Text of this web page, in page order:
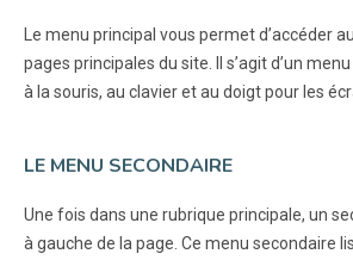
Le menu principal vous permet d’accéder
pages principales du site. Il s’agit d’un
à la souris, au clavier et au doigt pour les
LE MENU SECONDAIRE
Une fois dans une rubrique principale, un
à gauche de la page. Ce menu secondaire